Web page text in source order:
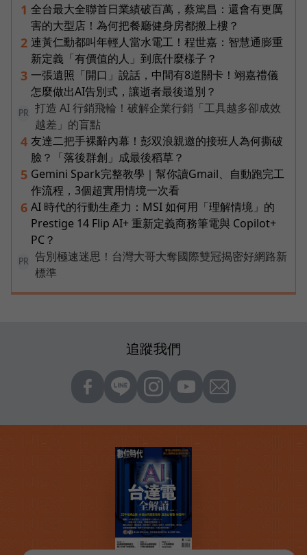
1 全台最大全聯首日業績破百萬，蔡篤昌：還會有更厲
害的大型店！為何把餐廳健身房都搬上樓？
2 連黃仁勳都叫年輕人當水電工！程世嘉：智慧通膨重
新定義「有價值的人」到底什麼樣子？
3 一張遺照「開口」說話，中間有8道關卡！翊嘉禮儀
怎麼做出AI告別式，讓逝者最後道別？
PR
打造 AI 行銷飛輪！破解企業行銷「工具越多卻成效
越差」的盲點
4 友達二把手裸辭內幕！彭双浪親邀的接班人為何撕破
臉？「落後群創」成最後稻草？
5 Gemini Spark完整教學｜幫你讀Gmail、自動跑完工
作流程，3個超實用情境一次看
6 AI 時代的行動生產力：MSI 如何用「理解情境」的
Prestige 14 Flip AI+ 重新定義商務筆電與 Copilot+
PC？
PR
告別極速迷思！台灣大哥大奪國際雙冠揭密好網路新
標準
追蹤我們